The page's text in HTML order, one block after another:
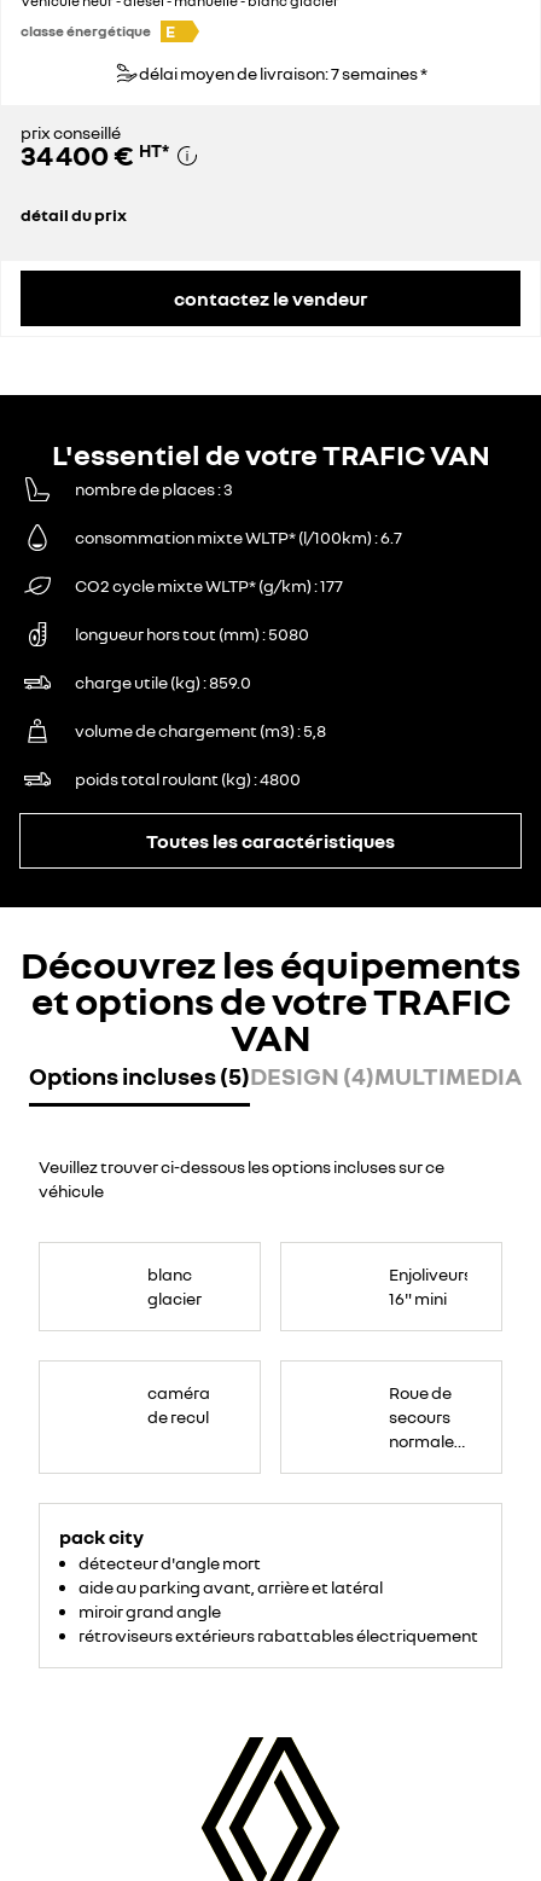
classe énergétique
E
délai moyen de livraison: 7 semaines *
prix conseillé
34 400 € HT*
détail du prix
contactez le vendeur
L'essentiel de votre TRAFIC VAN
nombre de places 3
consommation mixte WLTP* (l/100km) 6.7
CO2 cycle mixte WLTP* (g/km) 177
longueur hors tout (mm) 5080
charge utile (kg) 859.0
volume de chargement (m3) 5,8
poids total roulant (kg) 4800
Toutes les caractéristiques
Découvrez les équipements
et options de votre TRAFIC
VAN
Options incluses (5)DESIGN (4)MULTIMEDIA
Veuillez trouver ci-dessous les options incluses sur ce
véhicule
blanc
glacier
Enjoliveurs
16" mini
caméra
de recul
pack city
détecteur d'angle mort
aide au parking avant, arrière et latéral
miroir grand angle
rétroviseurs extérieurs rabattables électriquement
Roue de
secours
normale